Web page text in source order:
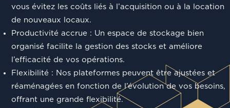
vous évitez les coûts liés à l’acquisition ou à la location
de nouveaux locaux.
Productivité accrue : Un espace de stockage bien
organisé facilite la gestion des stocks et améliore
l’efficacité de vos opérations.
Flexibilité : Nos plateformes peuvent être ajustées et
réaménagées en fonction de l’évolution de vos besoins,
offrant une grande flexibilité.